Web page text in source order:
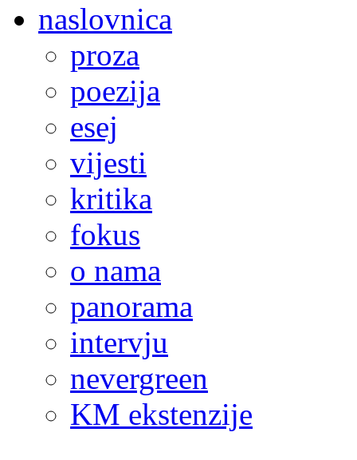
naslovnica
proza
poezija
esej
vijesti
kritika
fokus
o nama
panorama
intervju
nevergreen
KM ekstenzije